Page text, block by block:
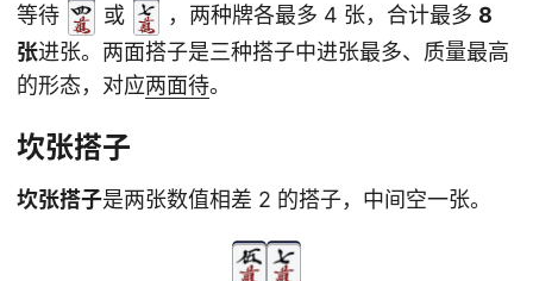
等待 或 ，两种牌各最多 4 张，合计最多 8
张进张。两面搭子是三种搭子中进张最多、质量最高
的形态，对应两面待。
坎张搭子
坎张搭子是两张数值相差 2 的搭子，中间空一张。